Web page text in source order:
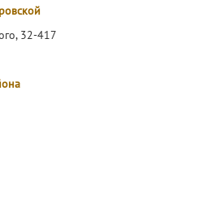
32-417